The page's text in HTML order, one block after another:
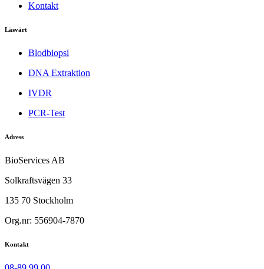
Kontakt
Läsvärt
Blodbiopsi
DNA Extraktion
IVDR
PCR-Test
Adress
BioServices AB
Solkraftsvägen 33
135 70 Stockholm
Org.nr: 556904-7870
Kontakt